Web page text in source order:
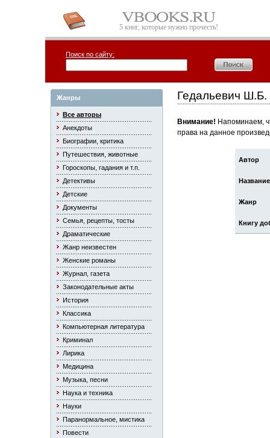
5 книг, которые нужно прочесть!
Поиск по сайту:
Жанры
Все авторы
Анекдоты
Биографии, критика
Путешествия, животные
Гороскопы, гадания и т.п.
Детективы
Детские
Документы
Семья, рецепты, тосты
Драматические
Жанр неизвестен
Женские романы
Журнал, газета
Законодательные акты
История
Классика
Компьютерная литература
Криминал
Лирика
Медицина
Музыка, песни
Наука и техника
Науки
Паранормальное, мистика
Повести
Гедальевич
Внимание! Напоминаем,
права на данное
Автор
Название
Жанр
Книгу